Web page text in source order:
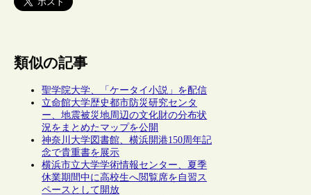
類似の記事
聖学院大学、「ケータイ小説」を配信
立命館大学歴史都市防災研究センタ
ー、地震被災地周辺の文化財の分布状
況をまとめたマップを公開
神奈川大学図書館、横浜開港150周年記
念で貴重書を展示
横浜市立大学学術情報センター、夏季
休業期間中に高校生へ閲覧席を自習ス
ペースとして開放